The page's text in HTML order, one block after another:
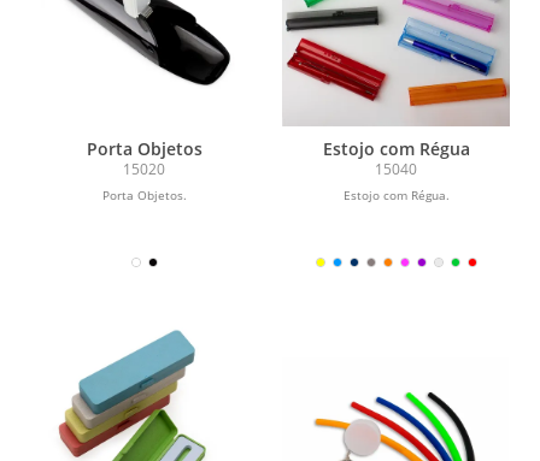
Porta Objetos
15020
Porta Objetos.
Estojo com Régua
15040
Estojo com Régua.